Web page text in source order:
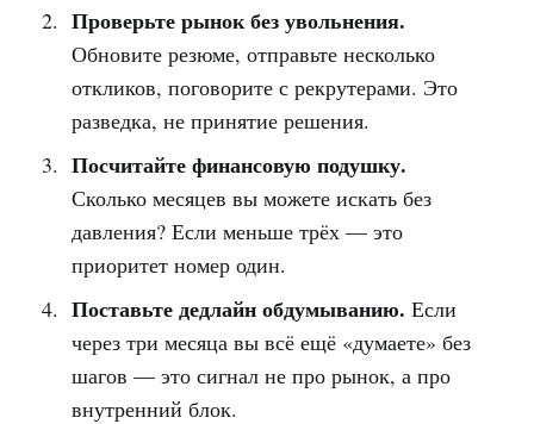
Проверьте рынок без увольнения.
Обновите резюме, отправьте несколько
откликов, поговорите с рекрутерами. Это
разведка, не принятие решения.
Посчитайте финансовую подушку.
Сколько месяцев вы можете искать без
давления? Если меньше трёх — это
приоритет номер один.
Поставьте дедлайн обдумыванию. Если
через три месяца вы всё ещё «думаете» без
шагов — это сигнал не про рынок, а про
внутренний блок.